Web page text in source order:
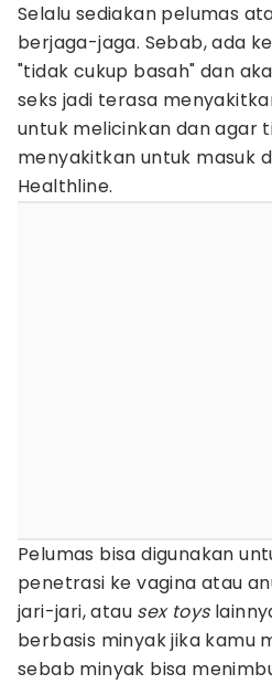
Selalu sediakan pelumas
berjaga-jaga. Sebab, ada
"tidak cukup basah" dan
seks jadi terasa
untuk melicinkan dan agar
menyakitkan untuk masuk
Healthline.
Pelumas bisa digunakan
penetrasi ke vagina atau
jari-jari, atau sex toys
berbasis minyak jika kamu
sebab minyak bisa